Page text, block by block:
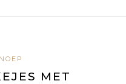
MET